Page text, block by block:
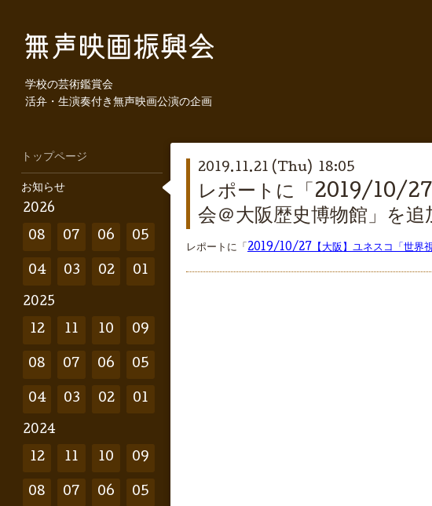
学校の芸術鑑賞会
活弁・生演奏付き無声映画公演の企画
2019.11.21 (Thu) 18:05
レポートに「2019/10/27
会＠大阪歴史博物館」を追
レポートに「 2019/10/27【大阪】ユネスコ「世界
トップページ
お知らせ
2026
08 07 06 05
04 03 02 01
2025
12 11 10 09
08 07 06 05
04 03 02 01
2024
12 11 10 09
08 07 06 05